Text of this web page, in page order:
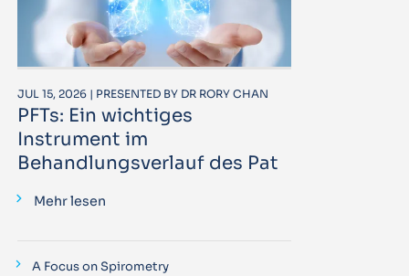
JUL 15, 2026 | PRESENTED BY DR RORY CHAN
PFTs: Ein wichtiges
Instrument im
Behandlungsverlauf des Pat
Mehr lesen
A Focus on Spirometry